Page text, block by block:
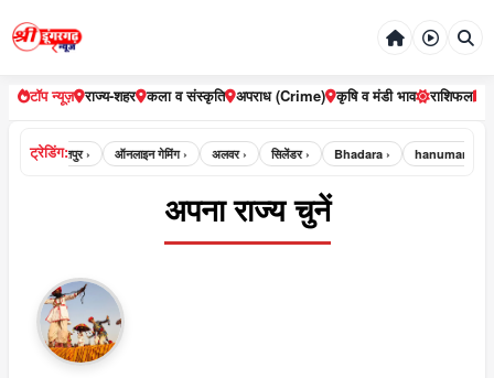
टॉप न्यूज़ राज्य-शहर कला व संस्कृति अपराध (Crime) कृषि व मंडी भाव राशिफल
ट्रेडिंग:भरतपुर › ऑनलाइन गेमिंग › अलवर › सिलेंडर › Bhadara ›
अपना राज्य चुनें